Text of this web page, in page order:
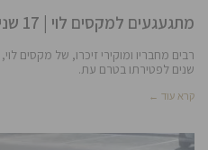
מתגעגעים למקסים לוי | 17 שנים ללא ראש העיר המיתולוגי
שנים לפטירתו בטרם עת.
קרא עוד ←